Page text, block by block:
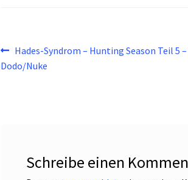
Beitragsnavigation
Vorheriger
Beitrag:
Hades-Syndrom – Hunting Season Teil 5
Dodo/Nuke
Schreibe einen